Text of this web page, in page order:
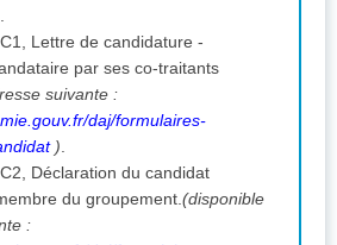
Lettre de candidature -
par ses co-traitants
suivante :
daj/formulaires-
)
Déclaration du candidat
du groupement. (disponible
: